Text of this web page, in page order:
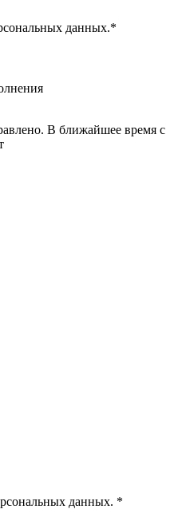
данных.*
В ближайшее время с
данных. *